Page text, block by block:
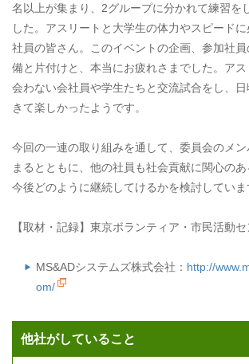
名以上が集まり、2グループに分かれて練習を
した。アスリートと大学生の体力やスピードに
社員の皆さん。このイベントの企画、参加社
備と片付けと、本当にお疲れさまでした。ア
会わない会社員や学生たちと交流試合をし、
きて楽しかったようです。
今回の一連の取り組みを通して、委員会のメ
まるとともに、他の社員も社会貢献に関心のあ
今後どのように継続してけるかを検討していま
【取材・記録】東京ボランティア・市民活動
MS&ADシステムズ株式会社： http://
om/
他社がしていること